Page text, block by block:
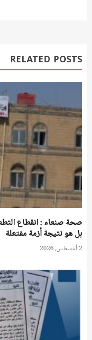
RELATED POSTS
صحة صنعاء : انقطاع
بل هو نتيجة أزمة مفتعلة
2 أغسطس، 2026